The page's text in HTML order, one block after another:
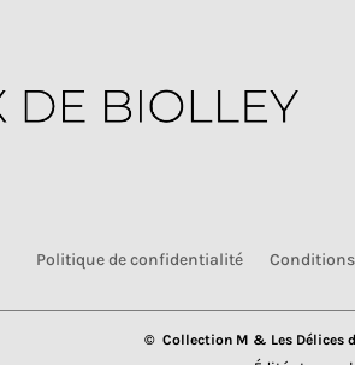
Politique de confidentialité
© Collection M & Les Délices